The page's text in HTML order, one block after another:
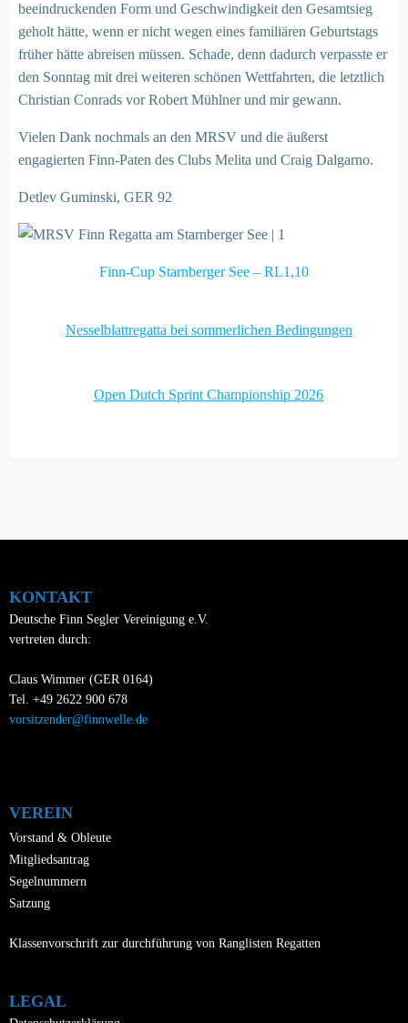
beeindruckenden Form und Geschwindigkeit den Gesamtsieg
geholt hätte, wenn er nicht wegen eines familiären Geburtstags
früher hätte abreisen müssen. Schade, denn dadurch verpasste er
den Sonntag mit drei weiteren schönen Wettfahrten, die letztlich
Christian Conrads vor Robert Mühlner und mir gewann.
Vielen Dank nochmals an den MRSV und die äußerst
engagierten Finn-Paten des Clubs Melita und Craig Dalgarno.
Detlev Guminski, GER 92
Finn-Cup Starnberger See – RL1,10
Nesselblattregatta bei sommerlichen Bedingungen
Open Dutch Sprint Championship 2026
KONTAKT
Deutsche Finn Segler Vereinigung e.V.
vertreten durch:
Claus Wimmer (GER 0164)
Tel. +49 2622 900 678
vorsitzender@finnwelle.de
VEREIN
Vorstand & Obleute
Mitgliedsantrag
Segelnummern
Satzung
Klassenvorschrift zur durchführung von Ranglisten Regatten
LEGAL